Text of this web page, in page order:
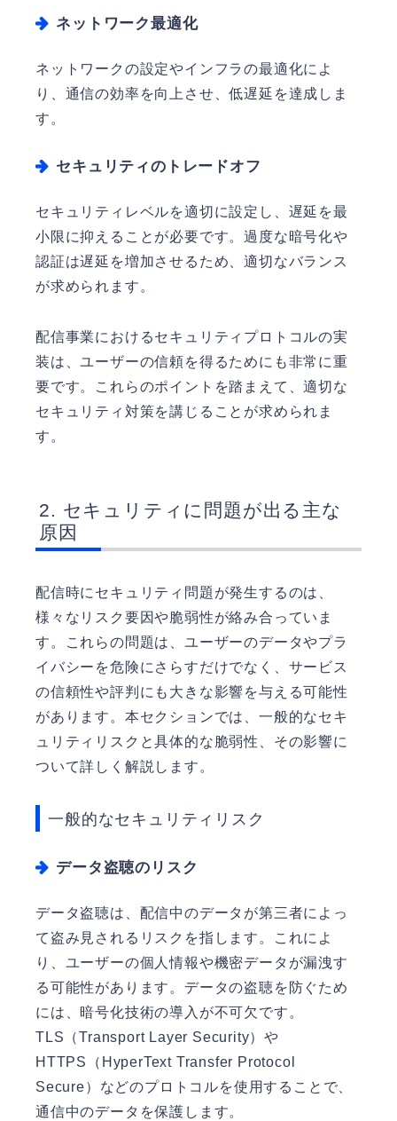
ネットワーク最適化
ネットワークの設定やインフラの最適化によ
り、通信の効率を向上させ、低遅延を達成しま
す。
セキュリティのトレードオフ
セキュリティレベルを適切に設定し、遅延を最
小限に抑えることが必要です。過度な暗号化や
認証は遅延を増加させるため、適切なバランス
が求められます。
配信事業におけるセキュリティプロトコルの実
装は、ユーザーの信頼を得るためにも非常に重
要です。これらのポイントを踏まえて、適切な
セキュリティ対策を講じることが求められま
す。
セキュリティに問題が出る主な
原因
配信時にセキュリティ問題が発生するのは、
様々なリスク要因や脆弱性が絡み合っていま
す。これらの問題は、ユーザーのデータやプラ
イバシーを危険にさらすだけでなく、サービス
の信頼性や評判にも大きな影響を与える可能性
があります。本セクションでは、一般的なセキ
ュリティリスクと具体的な脆弱性、その影響に
ついて詳しく解説します。
一般的なセキュリティリスク
データ盗聴のリスク
データ盗聴は、配信中のデータが第三者によっ
て盗み見されるリスクを指します。これによ
り、ユーザーの個人情報や機密データが漏洩す
る可能性があります。データの盗聴を防ぐため
には、暗号化技術の導入が不可欠です。
TLS（Transport Layer Security）や
HTTPS（HyperText Transfer Protocol
Secure）などのプロトコルを使用することで、
通信中のデータを保護します。